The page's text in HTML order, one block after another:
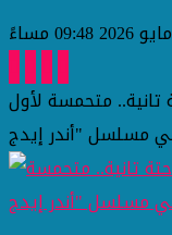
متحمسة لأول